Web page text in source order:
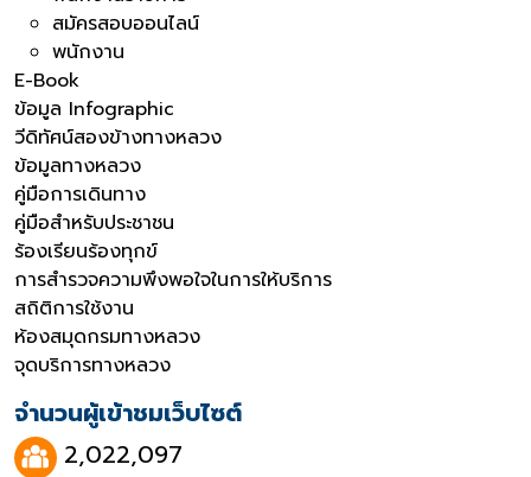
สมัครสอบออนไลน์
พนักงาน
E-Book
ข้อมูล Infographic
วีดิทัศน์สองข้างทางหลวง
ข้อมูลทางหลวง
คู่มือการเดินทาง
คู่มือสำหรับประชาชน
ร้องเรียนร้องทุกข์
การสำรวจความพึงพอใจในการให้บริการ
สถิติการใช้งาน
ห้องสมุดกรมทางหลวง
จุดบริการทางหลวง
จำนวนผู้เข้าชมเว็บไซต์
2,022,097